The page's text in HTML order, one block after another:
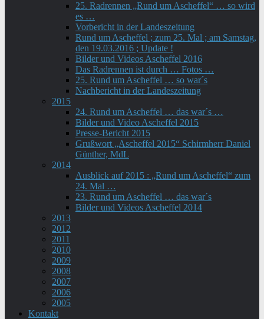
25. Radrennen „Rund um Ascheffel“ … so wird
es …
Vorbericht in der Landeszeitung
Rund um Ascheffel ; zum 25. Mal ; am Samstag,
den 19.03.2016 ; Update !
Bilder und Videos Ascheffel 2016
Das Radrennen ist durch … Fotos …
25. Rund um Ascheffel … so war´s
Nachbericht in der Landeszeitung
2015
24. Rund um Ascheffel … das war´s …
Bilder und Video Ascheffel 2015
Presse-Bericht 2015
Grußwort „Ascheffel 2015“ Schirmherr Daniel
Günther, MdL
2014
Ausblick auf 2015 : „Rund um Ascheffel“ zum
24. Mal …
23. Rund um Ascheffel … das war´s
Bilder und Videos Ascheffel 2014
2013
2012
2011
2010
2009
2008
2007
2006
2005
Kontakt